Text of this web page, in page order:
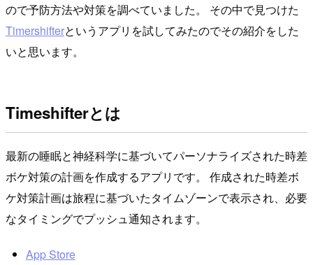
ので予防方法や対策を調べていました。 その中で見つけた
Timershifterというアプリを試してみたのでその紹介をした
いと思います。
Timeshifterとは
最新の睡眠と神経科学に基づいてパーソナライズされた時差
ボケ対策の計画を作成するアプリです。 作成された時差ボ
ケ対策計画は旅程に基づいたタイムゾーンで表示され、必要
なタイミングでプッシュ通知されます。
App Store